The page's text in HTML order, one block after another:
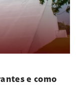
e como